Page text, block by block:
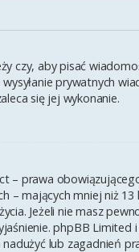
czy, aby pisać
prywatnych
się jej wykonanie.
– prawa
– mających mniej niż
Jeżeli nie masz
phpBB
lub zagadnień